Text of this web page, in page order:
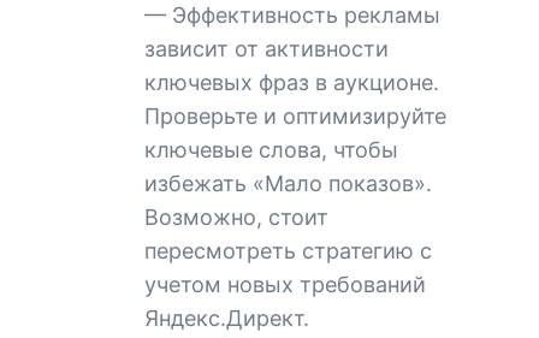
— Эффективность рекламы
зависит от активности
ключевых фраз в аукционе.
Проверьте и оптимизируйте
ключевые слова, чтобы
избежать «Мало показов».
Возможно, стоит
пересмотреть стратегию с
учетом новых требований
Яндекс.Директ.